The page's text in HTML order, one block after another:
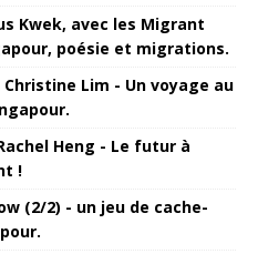
Kwek, avec les Migrant
poésie et migrations.
Lim - Un voyage au
Heng - Le futur à
!
(2/2) - un jeu de cache-